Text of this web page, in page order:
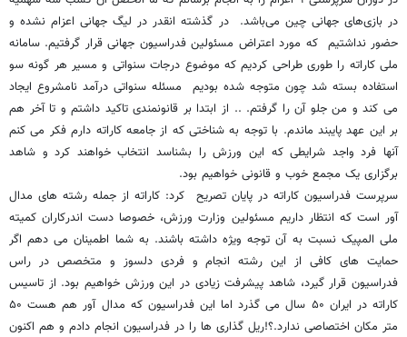
در بازی‌های جهانی چین می‌باشد. در گذشته انقدر در لیگ جهانی اعزام نشده و
حضور نداشتیم که مورد اعتراض مسئولین فدراسیون جهانی قرار گرفتیم. سامانه
ملی کاراته را طوری طراحی کردیم که موضوع درجات سنواتی و مسیر هر گونه سو
استفاده بسته شد چون متوجه شده بودیم مسئله سنواتی درآمد نامشروع ایجاد
می کند و من جلو آن را گرفتم. .. از ابتدا بر قانونمندی تاکید داشتم و تا آخر هم
بر این عهد پایبند ماندم. با توجه به شناختی که از جامعه کاراته دارم فکر می کنم
آنها فرد واجد شرایطی که این ورزش را بشناسد انتخاب خواهند کرد و شاهد
برگزاری یک مجمع خوب و قانونی خواهیم بود.
سرپرست فدراسیون کاراته در پایان تصریح کرد: کاراته از جمله رشته های مدال
آور است که انتظار داریم مسئولین وزارت ورزش، خصوصا دست اندرکاران کمیته
ملی المپیک نسبت به آن توجه ویژه داشته باشند. به شما اطمینان می دهم اگر
حمایت های کافی از این رشته انجام و فردی دلسوز و متخصص در راس
فدراسیون قرار گیرد، شاهد پیشرفت زیادی در این ورزش خواهیم بود. از تاسیس
کاراته در ایران ۵۰ سال می گذرد اما این فدراسیون که مدال آور هم هست ۵۰
متر مکان اختصاصی ندارد.؟!ریل گذاری ها را در فدراسیون انجام دادم و هم اکنون